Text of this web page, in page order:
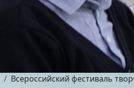
Всероссийский фестиваль